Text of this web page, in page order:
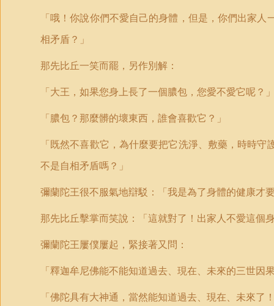
「哦！你說你們不愛自己的身體，但是，你們出家
相矛盾？」
那先比丘一笑而罷，另作別解：
「大王，如果您身上長了一個膿包，您愛不愛它呢？
「膿包？那麼髒的壞東西，誰會喜歡它？」
「既然不喜歡它，為什麼要把它洗淨、敷藥，時時
不是自相矛盾嗎？」
彌蘭陀王很不服氣地辯駁：「我是為了身體的健康才
那先比丘擊掌而笑說：「這就對了！出家人不愛這個
彌蘭陀王屢僕屢起，緊接著又問：
「釋迦牟尼佛能不能知道過去、現在、未來的三世因
「佛陀具有大神通，當然能知道過去、現在、未來了